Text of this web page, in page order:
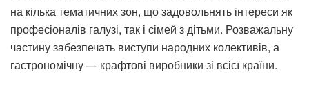
на кілька тематичних зон, що задовольнять інтереси як
професіоналів галузі, так і сімей з дітьми. Розважальну
частину забезпечать виступи народних колективів, а
гастрономічну — крафтові виробники зі всієї країни.